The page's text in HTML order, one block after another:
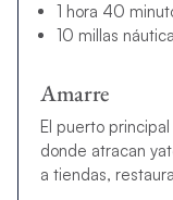
1 hora 40
10 millas
Amarre
El puerto
donde atracan
a tiendas,